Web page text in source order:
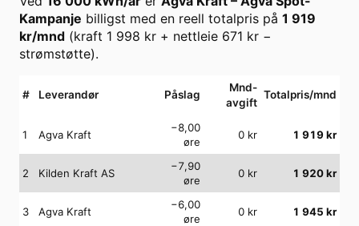
Kampanje billigst med en reell totalpris på 1 919
kr/mnd (kraft 1 998 kr + nettleie 671 kr −
strømstøtte).
# Leverandør Påslag
Mnd-
avgift
Totalpris/mnd
1 Agva Kraft
−8,00
øre
0 kr 1 919 kr
2 Kilden Kraft AS
−7,90
øre
0 kr 1 920kr
3 Agva Kraft
−6,00
øre
0 kr 1 945 kr